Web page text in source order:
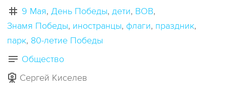
9 Мая День Победы дети ВОВ
Знамя Победы иностранцы флаги праздник
парк 80-летие Победы
Общество
Сергей Киселев